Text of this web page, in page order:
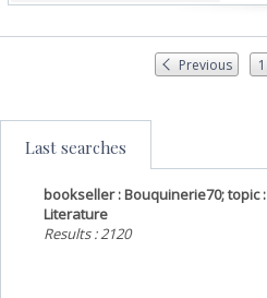
Previous 1
Last searches
bookseller : Bouquinerie70; topic :
Literature
Results : 2120